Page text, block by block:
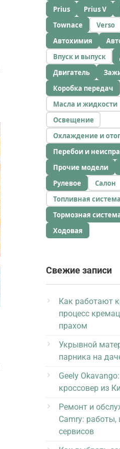
Prius
Prius V
Townace
Verso
Автохимия
Впуск и выпуск
Двигатель
Коробка передач
Масла и жидкости
Освещение
Охлаждение и
Перебои и
Прочие модели
Рулевое
Салон
Топливная система
Тормозная
Ходовая
Свежие записи
Как работают
процесс
прахом
Укрывной
парника на
Geely
кроссовер из
Ремонт и
Camry: работы,
сервисов